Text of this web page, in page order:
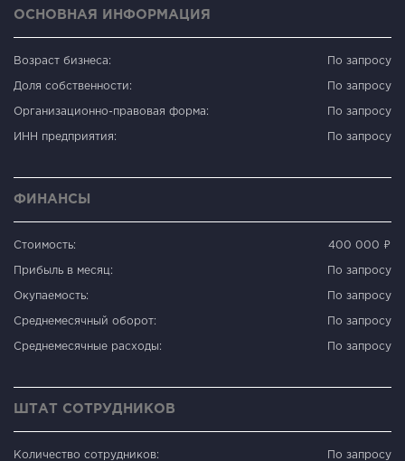
ОСНОВНАЯ ИНФОРМАЦИЯ
Возраст бизнеса: По запросу
Доля собственности: По запросу
Организационно-правовая форма: По запросу
ИНН предприятия: По запросу
ФИНАНСЫ
Стоимость: 400 000 ₽
Прибыль в месяц: По запросу
Окупаемость: По запросу
Среднемесячный оборот: По запросу
Среднемесячные расходы: По запросу
ШТАТ СОТРУДНИКОВ
Количество сотрудников: По запросу